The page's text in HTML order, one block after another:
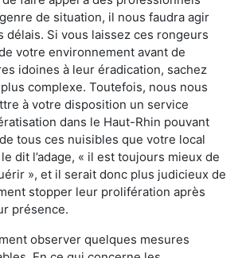
de situation, il nous faudra agir
délais. Si vous laissez ces rongeurs
votre environnement avant de
idoines à leur éradication, sachez
complexe. Toutefois, nous nous
à votre disposition un service
dans le Haut-Rhin pouvant
tous ces nuisibles que votre local
dit l’adage, « il est toujours mieux de
», et il serait donc plus judicieux de
stopper leur prolifération après
présence.
observer quelques mesures